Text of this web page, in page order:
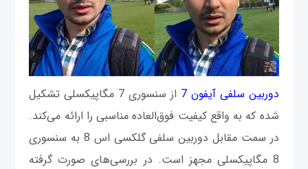
دوربین سلفی آیفون 7
از سنسوری 7 مگاپیکسلی تشکیل
شده که به واقع کیفیت فوق‌العاده مناسبی را ارائه می‌کند.
در سمت مقابل دوربین سلفی گلکسی اس 8 به سنسوری
8 مگاپیکسلی مجهز است. در بررسی‌های صورت گرفته